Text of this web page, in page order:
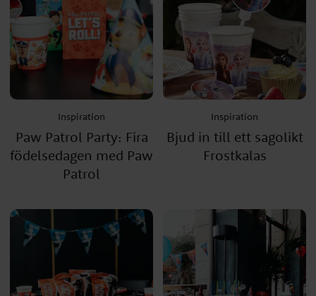
Inspiration
Paw Patrol Party: Fira
födelsedagen med Paw
Patrol
Inspiration
Bjud in till ett sagolikt
Frostkalas